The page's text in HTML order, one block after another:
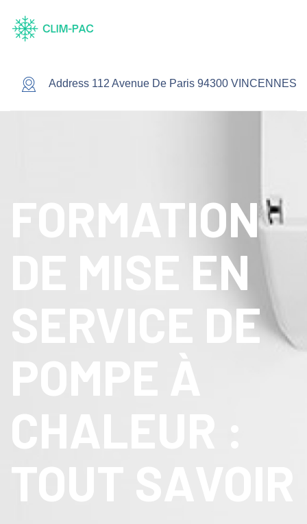
Address 112 Avenue De Paris 94300 VINCENNES
FORMATION
DE MISE EN
SERVICE DE
POMPE À
CHALEUR :
TOUT SAVOIR